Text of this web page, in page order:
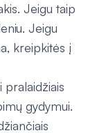
Jeigu taip
Jeigu
kreipkitės į
gydymui.